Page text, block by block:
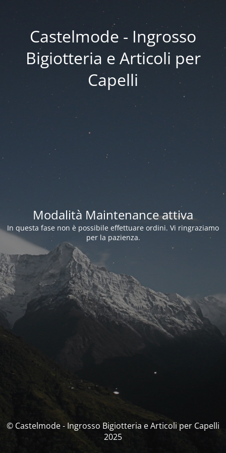
Castelmode - Ingrosso
Bigiotteria e Articoli per
Capelli
Modalità Maintenance attiva
In questa fase non è possibile effettuare ordini. Vi ringraziamo
per la pazienza.
© Castelmode - Ingrosso Bigiotteria e Articoli per Capelli
2025